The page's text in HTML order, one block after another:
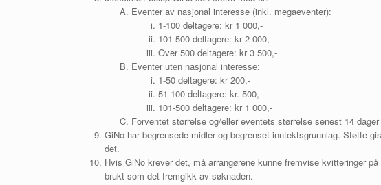
Eventer av nasjonal interesse (inkl. megaeventer):
1-100 deltagere: kr 1 000,-
101-500 deltagere: kr 2 000,-
Over 500 deltagere: kr 3 500,-
Eventer uten nasjonal interesse:
1-50 deltagere: kr 200,-
51-100 deltagere: kr. 500,-
101-500 deltagere: kr 1 000,-
Forventet størrelse og/eller eventets størrelse senest 14
GiNo har begrensede midler og begrenset inntektsgrunnlag. Støtte
det.
Hvis GiNo krever det, må arrangørene kunne fremvise kvitteringer
brukt som det fremgikk av søknaden.